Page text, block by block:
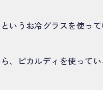
いうお冷グラスを使っ
、ピカルディを使って